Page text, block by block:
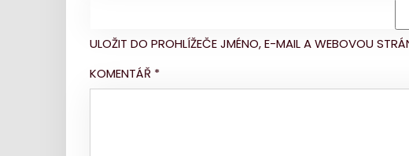
ULOŽIT DO PROHLÍŽEČE JMÉNO, E-MAIL A WEBOVOU
KOMENTÁŘ *